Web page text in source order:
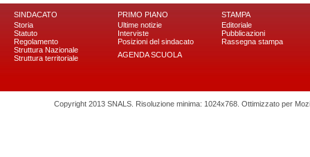
SINDACATO
Storia
Statuto
Regolamento
Struttura Nazionale
Struttura territoriale
PRIMO PIANO
Ultime notizie
Interviste
Posizioni del sindacato
AGENDA SCUOLA
STAMPA
Editoriale
Pubblicazioni
Rassegna stampa
Copyright 2013 SNALS. Risoluzione minima: 1024x768. Ottimizzato per